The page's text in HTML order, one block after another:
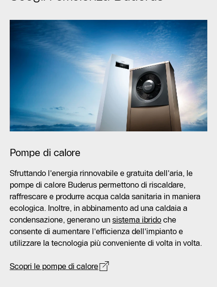
Pompe di calore
Sfruttando l'energia rinnovabile e gratuita dell'aria, le
pompe di calore Buderus permettono di riscaldare,
raffrescare e produrre acqua calda sanitaria in maniera
ecologica. Inoltre, in abbinamento ad una caldaia a
condensazione, generano un sistema ibrido che
consente di aumentare l'efficienza dell'impianto e
utilizzare la tecnologia più conveniente di volta in volta.
Scopri le pompe di calore